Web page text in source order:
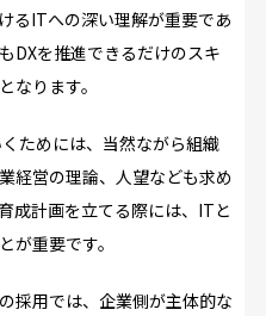
るITへの深い理解が重要であ
DXを推進できるだけのスキ
なります。
ためには、当然ながら組織
経営の理論、人望なども求め
成計画を立てる際には、ITと
が重要です。
採用では、企業側が主体的な